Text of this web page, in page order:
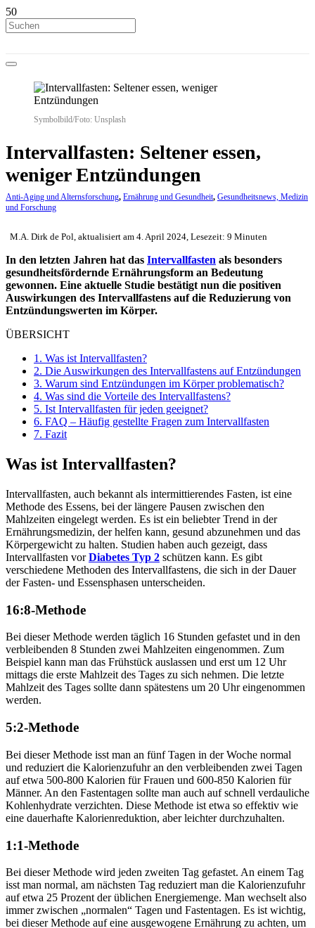
Symbolbild/Foto: Unsplash
Intervallfasten: Seltener essen,
weniger Entzündungen
Anti-Aging und Alternsforschung, Ernährung und Gesundheit, Gesundheitsnews, Medizin
und Forschung
M.A. Dirk de Pol, aktualisiert am 4. April 2024, Lesezeit: 9 Minuten
In den letzten Jahren hat das Intervallfasten als besonders
gesundheitsfördernde Ernährungsform an Bedeutung
gewonnen. Eine aktuelle Studie bestätigt nun die positiven
Auswirkungen des Intervallfastens auf die Reduzierung von
Entzündungswerten im Körper.
ÜBERSICHT
1. Was ist Intervallfasten?
2. Die Auswirkungen des Intervallfastens auf Entzündungen
3. Warum sind Entzündungen im Körper problematisch?
4. Was sind die Vorteile des Intervallfastens?
5. Ist Intervallfasten für jeden geeignet?
6. FAQ – Häufig gestellte Fragen zum Intervallfasten
7. Fazit
Was ist Intervallfasten?
Intervallfasten, auch bekannt als intermittierendes Fasten, ist eine
Methode des Essens, bei der längere Pausen zwischen den
Mahlzeiten eingelegt werden. Es ist ein beliebter Trend in der
Ernährungsmedizin, der helfen kann, gesund abzunehmen und das
Körpergewicht zu halten. Studien haben auch gezeigt, dass
Intervallfasten vorDiabetes Typ 2 schützen kann. Es gibt
verschiedene Methoden des Intervallfastens, die sich in der Dauer
der Fasten- und Essensphasen unterscheiden.
16:8-Methode
Bei dieser Methode werden täglich 16 Stunden gefastet und in den
verbleibenden 8 Stunden zwei Mahlzeiten eingenommen. Zum
Beispiel kann man das Frühstück auslassen und erst um 12 Uhr
mittags die erste Mahlzeit des Tages zu sich nehmen. Die letzte
Mahlzeit des Tages sollte dann spätestens um 20 Uhr eingenommen
werden.
5:2-Methode
Bei dieser Methode isst man an fünf Tagen in der Woche normal
und reduziert die Kalorienzufuhr an den verbleibenden zwei Tagen
auf etwa 500-800 Kalorien für Frauen und 600-850 Kalorien für
Männer. An den Fastentagen sollte man auch auf schnell verdauliche
Kohlenhydrate verzichten. Diese Methode ist etwa so effektiv wie
eine dauerhafte Kalorienreduktion, aber leichter durchzuhalten.
1:1-Methode
Bei dieser Methode wird jeden zweiten Tag gefastet. An einem Tag
isst man normal, am nächsten Tag reduziert man die Kalorienzufuhr
auf etwa 25 Prozent der üblichen Energiemenge. Man wechselt also
immer zwischen „normalen“ Tagen und Fastentagen. Es ist wichtig,
bei dieser Methode auf eine ausgewogene Ernährung zu achten, um